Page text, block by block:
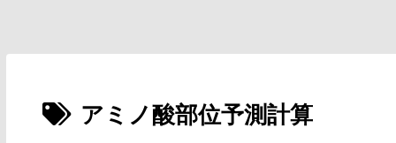
アミノ酸部位予測計算